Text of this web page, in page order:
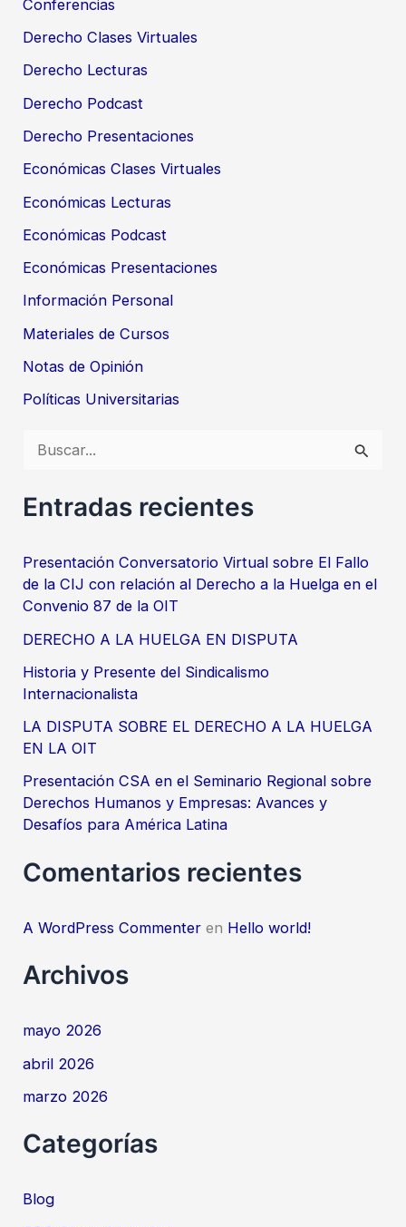
Conferencias
Derecho Clases Virtuales
Derecho Lecturas
Derecho Podcast
Derecho Presentaciones
Económicas Clases Virtuales
Económicas Lecturas
Económicas Podcast
Económicas Presentaciones
Información Personal
Materiales de Cursos
Notas de Opinión
Políticas Universitarias
s
a
r
p
o
r
:
Entradas recientes
Presentación Conversatorio Virtual sobre El Fallo
de la CIJ con relación al Derecho a la Huelga en el
Convenio 87 de la OIT
DERECHO A LA HUELGA EN DISPUTA
Historia y Presente del Sindicalismo
Internacionalista
LA DISPUTA SOBRE EL DERECHO A LA HUELGA
EN LA OIT
Presentación CSA en el Seminario Regional sobre
Derechos Humanos y Empresas: Avances y
Desafíos para América Latina
Comentarios recientes
A WordPress Commenter en Hello world!
Archivos
mayo 2026
abril 2026
marzo 2026
Categorías
Blog